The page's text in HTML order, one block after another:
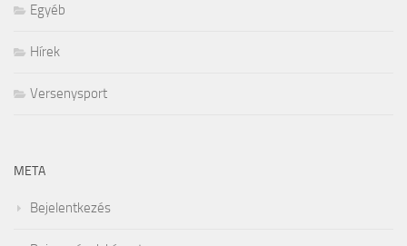
Egyéb
Hírek
Versenysport
META
Bejelentkezés